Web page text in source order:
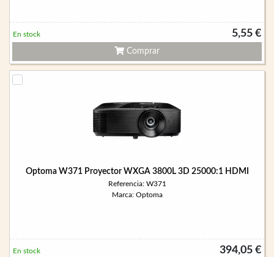
5,55 €
En stock
Comprar
Optoma W371 Proyector WXGA 3800L 3D 25000:1 HDMI
Referencia: W371
Marca: Optoma
394,05 €
En stock